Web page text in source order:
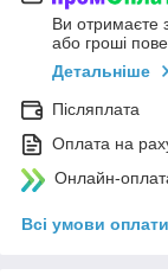
Ви отримаєте
або гроші
Детальніше
Післяплата
Оплата на
Онлайн-
Всі умови оплати